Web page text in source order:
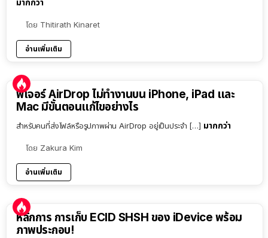
มากกว่า
โดย Thitirath Kinaret
อ่านเพิ่มเติม
ฟีเจอร์ AirDrop ไม่ทำงานบน iPhone, iPad และ
Mac มีขั้นตอนแก้ไขอย่างไร
สำหรับคนที่ส่งไฟล์หรือรูปภาพผ่าน AirDrop อยู่เป็นประจำ […] มากกว่า
โดย Zakura Kim
อ่านเพิ่มเติม
หลักการ การเก็บ ECID SHSH ของ iDevice พร้อม
ภาพประกอบ!